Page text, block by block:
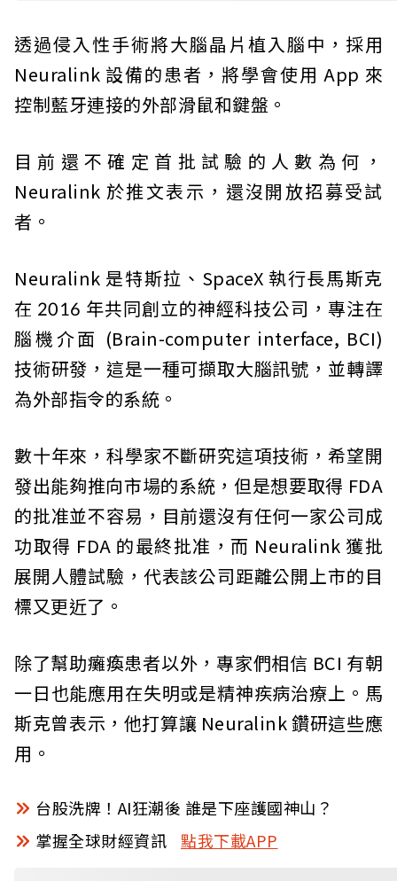
透過侵入性手術將大腦晶片植入腦中，採用
Neuralink 設備的患者，將學會使用 App 來
控制藍牙連接的外部滑鼠和鍵盤。
目前還不確定首批試驗的人數為何，
Neuralink 於推文表示，還沒開放招募受試
者。
Neuralink 是特斯拉、SpaceX 執行長馬斯克
在 2016 年共同創立的神經科技公司，專注在
腦機介面 (Brain-computer interface, BCI)
技術研發，這是一種可擷取大腦訊號，並轉譯
為外部指令的系統。
數十年來，科學家不斷研究這項技術，希望開
發出能夠推向市場的系統，但是想要取得 FDA
的批准並不容易，目前還沒有任何一家公司成
功取得 FDA 的最終批准，而 Neuralink 獲批
展開人體試驗，代表該公司距離公開上市的目
標又更近了。
除了幫助癱瘓患者以外，專家們相信 BCI 有朝
一日也能應用在失明或是精神疾病治療上。馬
斯克曾表示，他打算讓 Neuralink 鑽研這些應
用。
台股洗牌！AI狂潮後 誰是下座護國神山？
掌握全球財經資訊
點我下載APP